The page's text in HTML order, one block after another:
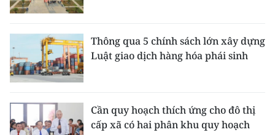
NHÂN DÂN CUỐI TUẦN
NHÂN DÂN HẰNG THÁNG
MUA BÁO
ĐỌC BÁO IN
Thông qua 5 chính sách lớn xây dựng
Luật giao dịch hàng hóa phái sinh
Cần quy hoạch thích ứng cho đô thị
cấp xã có hai phân khu quy hoạch